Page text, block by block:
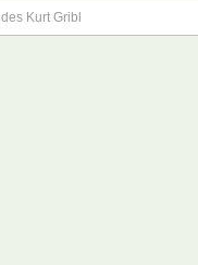
Kurt Gribl